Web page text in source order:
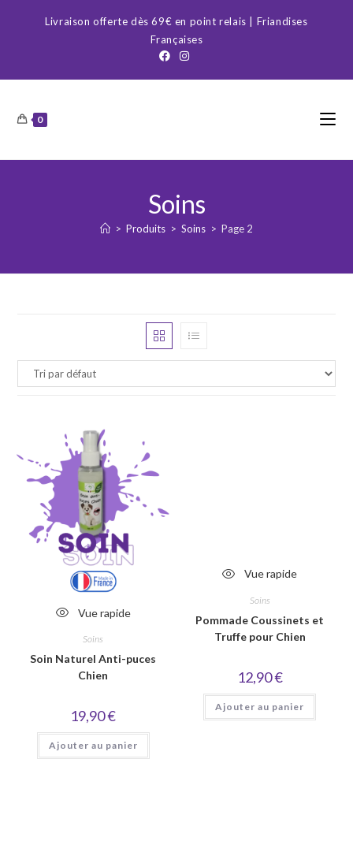
Livraison offerte dès 69€ en point relais | Friandises
Françaises
0
Soins
> Produits > Soins > Page 2
Vue rapide
Soins
Soin Naturel Anti-puces
Chien
19,90€
Ajouter au panier
Vue rapide
Soins
Pommade Coussinets et
Truffe pour Chien
12,90€
Ajouter au panier